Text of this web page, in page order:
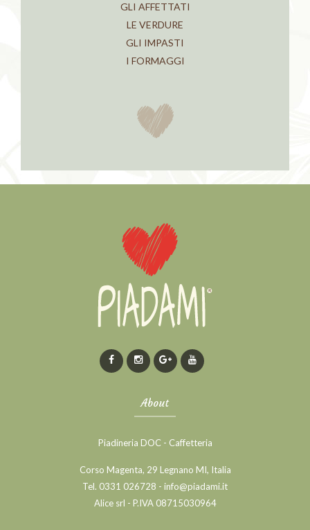
GLI AFFETTATI
LE VERDURE
GLI IMPASTI
I FORMAGGI
About
Piadineria DOC - Caffetteria
Corso Magenta, 29 Legnano MI, Italia
Tel. 0331 026728 - info@piadami.it
Alice srl - P.IVA 08715030964